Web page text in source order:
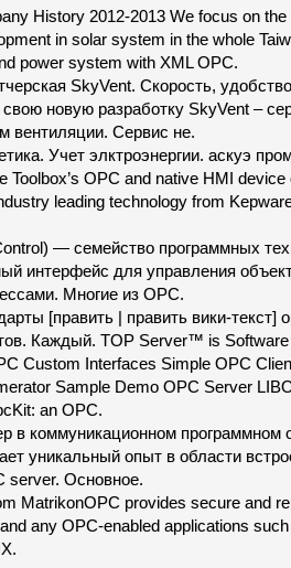
History 2012-2013 We focus on
in solar system in the whole
power system with XML OPC.
SkyVent. Скорость,
новую разработку SkyVent –
вентиляции. Сервис не.
Учет элктроэнергии. аскуэ
OPC and native HMI
leading technology from
— семейство программных
интерфейс для управления
Многие из OPC.
[править | править вики-текст]
Каждый. TOP Server™ is Software
Custom Interfaces Simple OPC
Sample Demo OPC Server
an OPC.
в коммуникационном программном
уникальный опыт в области
server. Основное.
MatrikonOPC provides secure and
any OPC-enabled applications